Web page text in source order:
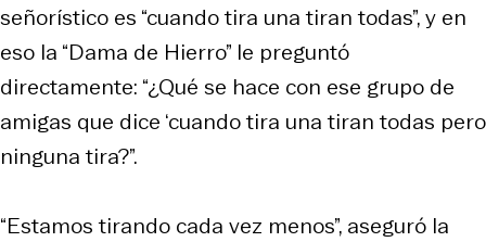
señorístico es “cuando tira una tiran todas”, y en
eso la “Dama de Hierro” le preguntó
directamente: “¿Qué se hace con ese grupo de
amigas que dice ‘cuando tira una tiran todas pero
ninguna tira?”.
“Estamos tirando cada vez menos”, aseguró la